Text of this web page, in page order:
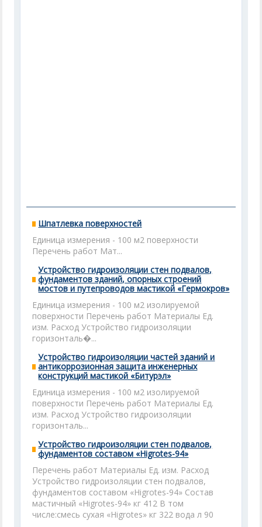
Шпатлевка поверхностей
Единица измерения - 100 м2 поверхности
Перечень работ Мат...
Устройство гидроизоляции стен подвалов,
фундаментов зданий, опорных строений
мостов и путепроводов мастикой «Гермокров»
Единица измерения - 100 м2 изолируемой
поверхности Перечень работ Материалы Ед.
изм. Расход Устройство гидроизоляции
горизонталь�...
Устройство гидроизоляции частей зданий и
антикоррозионная защита инженерных
конструкций мастикой «Битурэл»
Единица измерения - 100 м2 изолируемой
поверхности Перечень работ Материалы Ед.
изм. Расход Устройство гидроизоляции
горизонталь...
Устройство гидроизоляции стен подвалов,
фундаментов составом «Higrotes-94»
Перечень работ Материалы Ед. изм. Расход
Устройство гидроизоляции стен подвалов,
фундаментов составом «Higrotes-94» Состав
мастичный «Higrotes-94» кг 412 В том
числе:смесь сухая «Higrotes» кг 322 вода л 90